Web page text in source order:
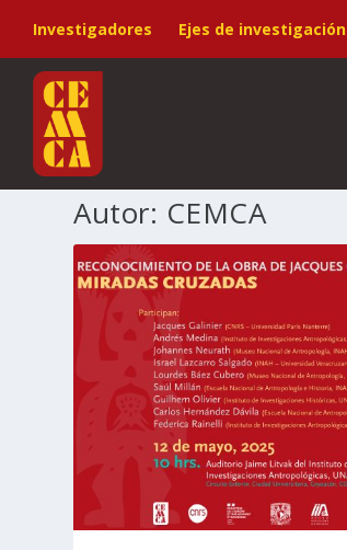
Investigadores Ejes de investigación
Autor: CEMCA